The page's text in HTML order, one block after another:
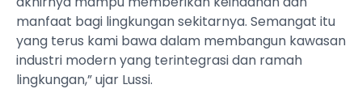
manfaat bagi lingkungan sekitarnya. Semangat itu
yang terus kami bawa dalam membangun kawasan
industri modern yang terintegrasi dan ramah
lingkungan,” ujar Lussi.